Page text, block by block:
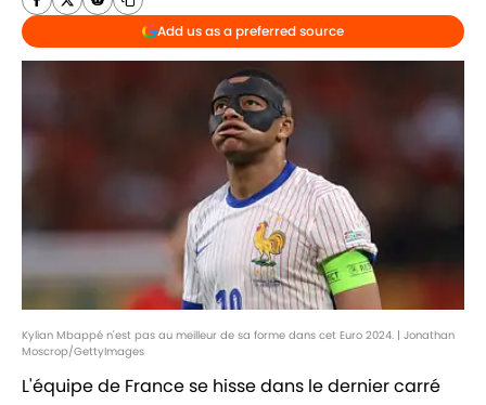
Add us as a preferred source
Kylian Mbappé n'est pas au meilleur de sa forme dans cet Euro 2024. | Jonathan
Moscrop/GettyImages
L'équipe de France se hisse dans le dernier carré